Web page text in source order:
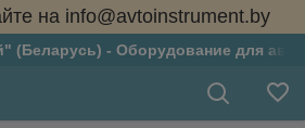
на info@avtoinstrument.by
(Беларусь) - Оборудование для